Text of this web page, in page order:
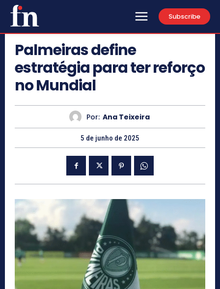
Subscribe
Palmeiras define
estratégia para ter reforço
no Mundial
Por: Ana Teixeira
5 de junho de 2025